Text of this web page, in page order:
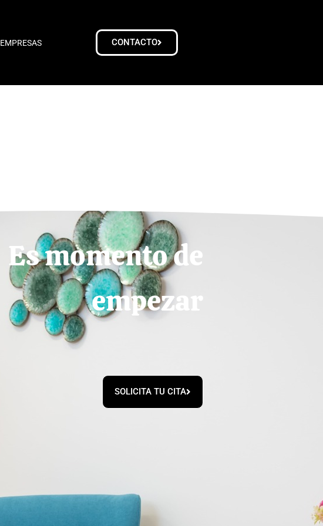
EMPRESAS CONTACTO
Es momento de
empezar
SOLICITA TU CITA